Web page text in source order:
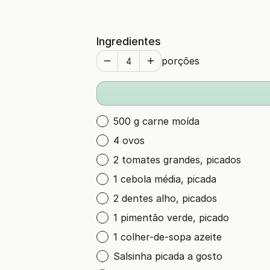
Ingredientes
porções
500 g carne moída
4 ovos
2 tomates grandes, picados
1 cebola média, picada
2 dentes alho, picados
1 pimentão verde, picado
1 colher-de-sopa azeite
Salsinha picada a gosto